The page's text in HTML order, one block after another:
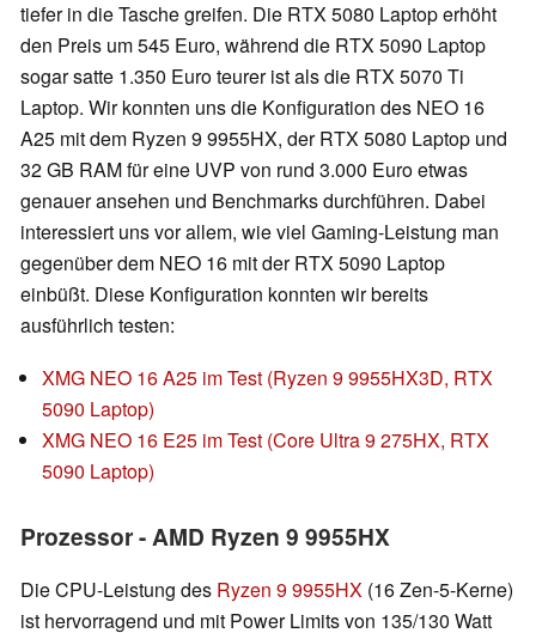
tiefer in die Tasche greifen. Die RTX 5080 Laptop erhöht
den Preis um 545 Euro, während die RTX 5090 Laptop
sogar satte 1.350 Euro teurer ist als die RTX 5070 Ti
Laptop. Wir konnten uns die Konfiguration des NEO 16
A25 mit dem Ryzen 9 9955HX, der RTX 5080 Laptop und
32 GB RAM für eine UVP von rund 3.000 Euro etwas
genauer ansehen und Benchmarks durchführen. Dabei
interessiert uns vor allem, wie viel Gaming-Leistung man
gegenüber dem NEO 16 mit der RTX 5090 Laptop
einbüßt. Diese Konfiguration konnten wir bereits
ausführlich testen:
XMG NEO 16 A25 im Test (Ryzen 9 9955HX3D, RTX
5090 Laptop)
XMG NEO 16 E25 im Test (Core Ultra 9 275HX, RTX
5090 Laptop)
Prozessor - AMD Ryzen 9 9955HX
Die CPU-Leistung des Ryzen 9 9955HX (16 Zen-5-Kerne)
ist hervorragend und mit Power Limits von 135/130 Watt